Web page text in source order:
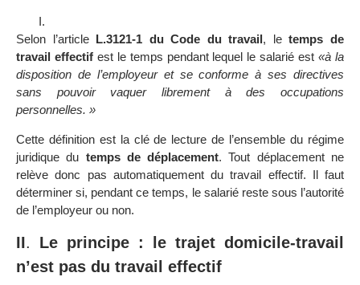
Selon l’article L.3121-1 du Code du travail, letemps de
travail effectifest le temps pendant lequel le salarié est«à la
disposition de l’employeur et se conforme à ses directives
sans pouvoir vaquer librement à des occupations
personnelles. »
Cette définition est la clé de lecture de l’ensemble du régime
juridique du temps de déplacement. Tout déplacement ne
relève donc pas automatiquement du travail effectif. Il faut
déterminer si, pendant ce temps, le salarié reste sous l’autorité
de l’employeur ou non.
II. Le principe : le trajet domicile-travail
n’est pas du travail effectif